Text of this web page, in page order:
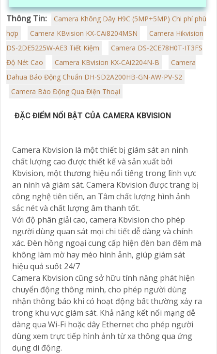
Thông Tin:
Camera Không Dây H9C (5MP+5MP) Chi phí phù
hợp
Camera KBvision KX-CAi8204MSN
Camera Hikvision
DS-2DE5225W-AE3 Tiết Kiệm
Camera DS-2CE78H0T-IT3FS
Độ Nét Cao
Camera KBvision KX-CAi2204N-B
Camera
Dahua Báo Động Chuẩn DH-SD2A200HB-GN-AW-PV-S2
Camera Báo Động Qua Điện Thoại
ĐẶC ĐIỂM NỔI BẬT CỦA CAMERA KBVISION
Camera Kbvision là một thiết bị giám sát an ninh
chất lượng cao được thiết kế và sản xuất bởi
Kbvision, một thương hiệu nổi tiếng trong lĩnh vực
an ninh và giám sát. Camera Kbvision được trang bị
công nghệ tiên tiến, an Tâm chất lượng hình ảnh
sắc nét và chất lượng âm thanh tốt.
Với độ phân giải cao, camera Kbvision cho phép
người dùng quan sát mọi chi tiết dễ dàng và chính
xác. Đèn hồng ngoại cung cấp hiện đèn ban đêm mà
không làm mờ hay méo hình ảnh, giúp giám sát
hiệu quả suốt 24/7
Camera Kbvision cũng sở hữu tính năng phát hiện
chuyển động thông minh, cho phép người dùng
nhận thông báo khi có hoạt động bất thường xảy ra
trong khu vực giám sát. Khả năng kết nối mạng dễ
dàng qua Wi-Fi hoặc dây Ethernet cho phép người
dùng xem trực tiếp hình ảnh từ xa thông qua ứng
dụng di động.